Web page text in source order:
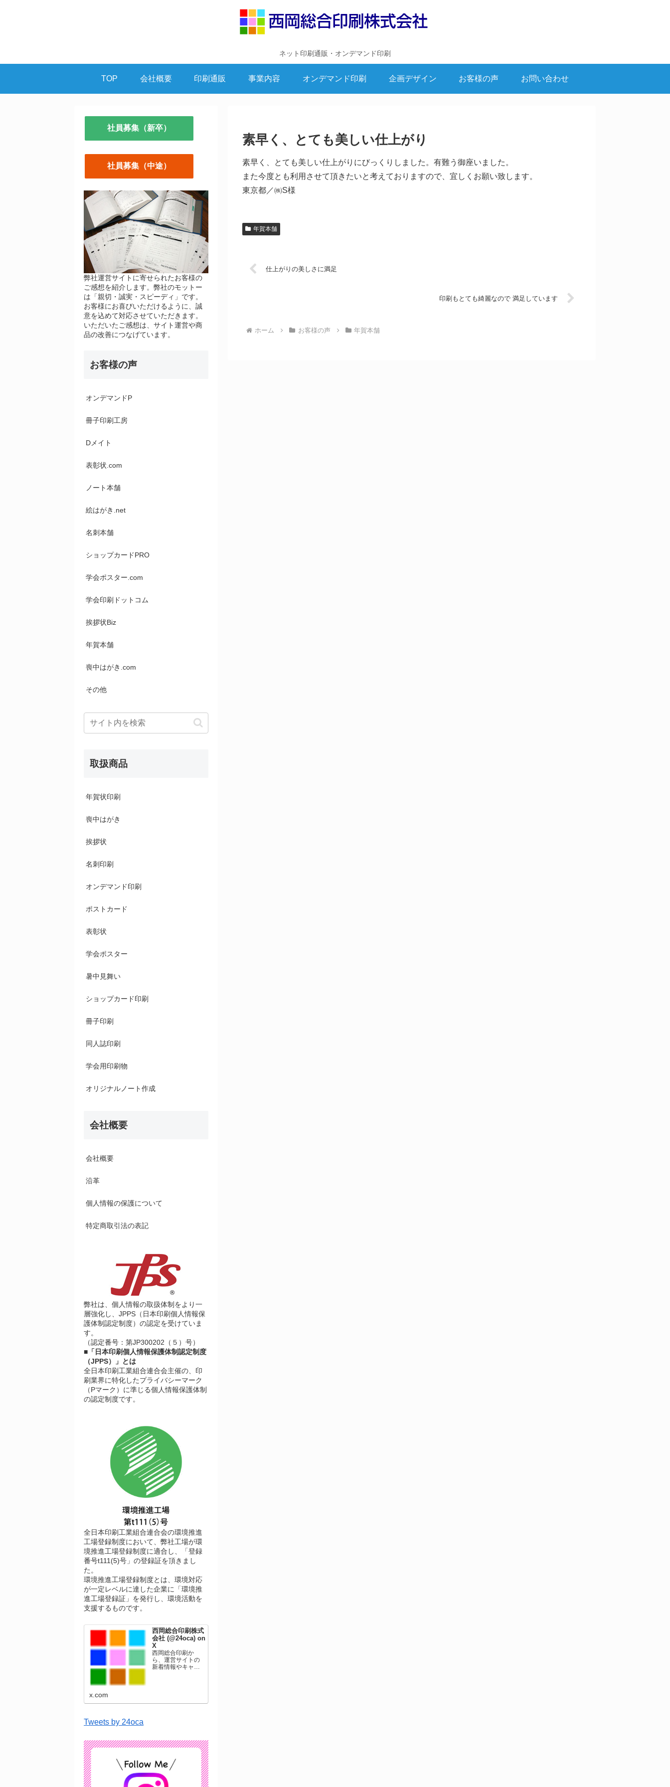
ネット印刷通販・オンデマンド印刷
TOP 会社概要 印刷通販 事業内容 オンデマンド印刷 企画デザイン お客様の声 お問い合わせ
素早く、とても美しい仕上がり
素早く、とても美しい仕上がりにびっくりしました。有難う御座いました。
また今度とも利用させて頂きたいと考えておりますので、宜しくお願い致します。
東京都／㈱S様
年賀本舗
仕上がりの美しさに満足
印刷もとても綺麗なので 満足しています
ホーム お客様の声 年賀本舗
社員募集（新卒）
社員募集（中途）
弊社運営サイトに寄せられたお客様の
ご感想を紹介します。弊社のモットー
は「親切・誠実・スピーディ」です。
お客様にお喜びいただけるように、誠
意を込めて対応させていただきます。
いただいたご感想は、サイト運営や商
品の改善につなげています。
お客様の声
オンデマンドP
冊子印刷工房
Dメイト
表彰状.com
ノート本舗
絵はがき.net
名刺本舗
ショップカードPRO
学会ポスター.com
学会印刷ドットコム
挨拶状Biz
年賀本舗
喪中はがき.com
その他
取扱商品
年賀状印刷
喪中はがき
挨拶状
名刺印刷
オンデマンド印刷
ポストカード
表彰状
学会ポスター
暑中見舞い
ショップカード印刷
冊子印刷
同人誌印刷
学会用印刷物
オリジナルノート作成
会社概要
会社概要
沿革
個人情報の保護について
特定商取引法の表記
弊社は、個人情報の取扱体制をより一
層強化し、JPPS（日本印刷個人情報保
護体制認定制度）の認定を受けていま
す。
（認定番号：第JP300202（５）号）
■「日本印刷個人情報保護体制認定制度
（JPPS）」とは
全日本印刷工業組合連合会主催の、印
刷業界に特化したプライバシーマーク
（Pマーク）に準じる個人情報保護体制
の認定制度です。
全日本印刷工業組合連合会の環境推進
工場登録制度において、弊社工場が環
境推進工場登録制度に適合し、「登録
番号t111(5)号」の登録証を頂きまし
た。
環境推進工場登録制度とは、環境対応
が一定レベルに達した企業に「環境推
進工場登録証」を発行し、環境活動を
支援するものです。
西岡総合印刷株式
会社 (@24oca) on
X
西岡総合印刷か
ら、運営サイトの
新着情報やキャン
ています。
x.com
Tweets by 24oca